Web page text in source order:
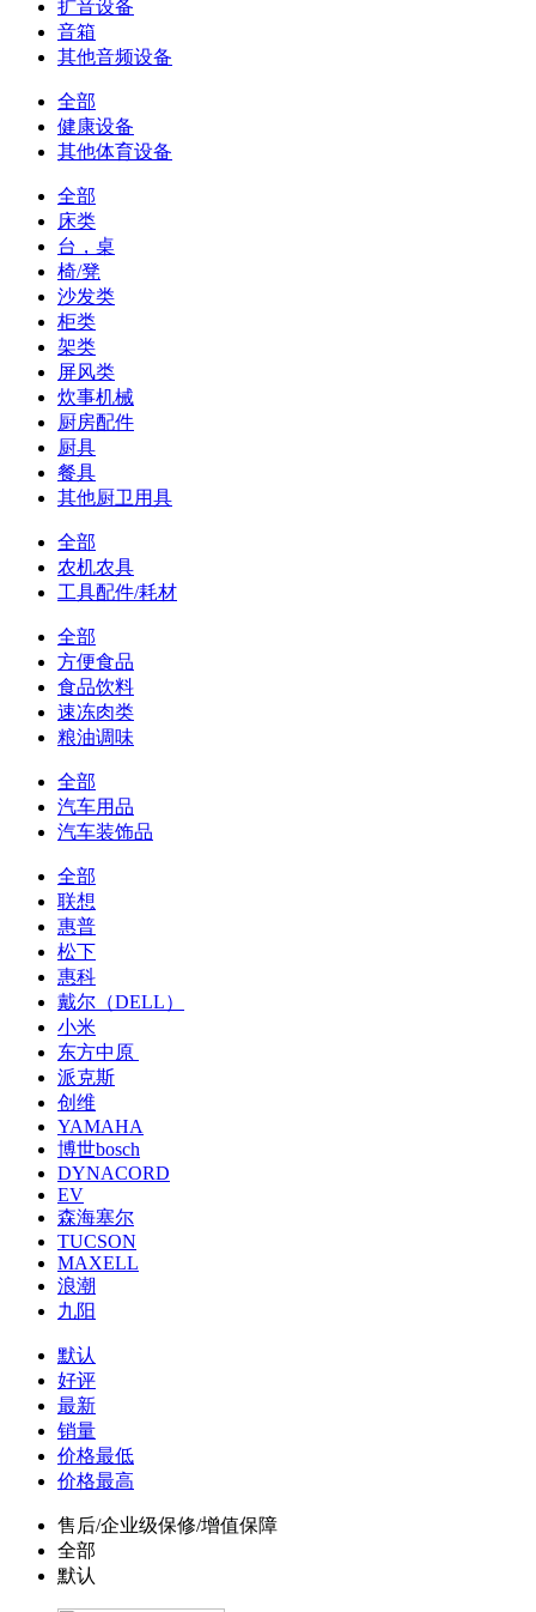
扩音设备
音箱
其他音频设备
全部
健康设备
其他体育设备
全部
床类
台，桌
椅/凳
沙发类
柜类
架类
屏风类
炊事机械
厨房配件
厨具
餐具
其他厨卫用具
全部
农机农具
工具配件/耗材
全部
方便食品
食品饮料
速冻肉类
粮油调味
全部
汽车用品
汽车装饰品
全部
联想
惠普
松下
惠科
戴尔（DELL）
小米
东方中原
派克斯
创维
YAMAHA
博世bosch
DYNACORD
EV
森海塞尔
TUCSON
MAXELL
浪潮
九阳
默认
好评
最新
销量
价格最低
价格最高
售后/企业级保修/增值保障
全部
默认